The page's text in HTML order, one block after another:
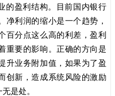
盈利结构。目前国内银行
净利润的缩小是一个趋势，
百分点这么高的利差，盈利
重要的影响。正确的方向是
升业务附加值，如果为了盈
创新，造成系统风险的激励
是处。